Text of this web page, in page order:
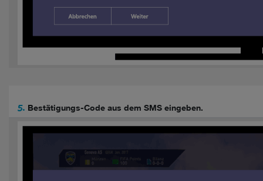
5. Bestätigungs-Code aus dem SMS eingeben.